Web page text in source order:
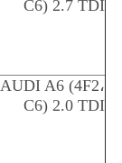
C6) 2.7 TDI
AUDI A6 (4F2،
C6) 2.0 TDI